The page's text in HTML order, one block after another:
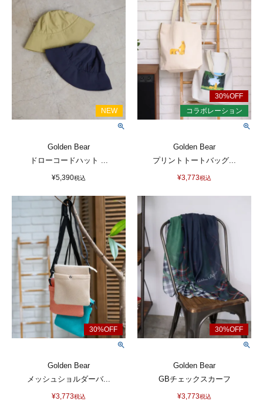
Golden Bear
ドローコードハット ...
¥5,390税込
Golden Bear
プリントトートバッグ...
¥3,773税込
Golden Bear
メッシュショルダーバ...
¥3,773税込
Golden Bear
GBチェックスカーフ
¥3,773税込